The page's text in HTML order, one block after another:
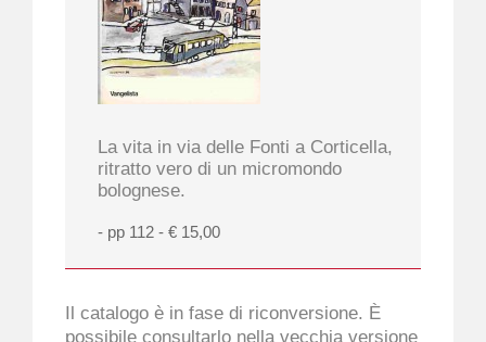
La vita in via delle Fonti a Corticella,
ritratto vero di un micromondo
bolognese.
- pp 112 - € 15,00
Il catalogo è in fase di riconversione. È
possibile consultarlo nella vecchia versione